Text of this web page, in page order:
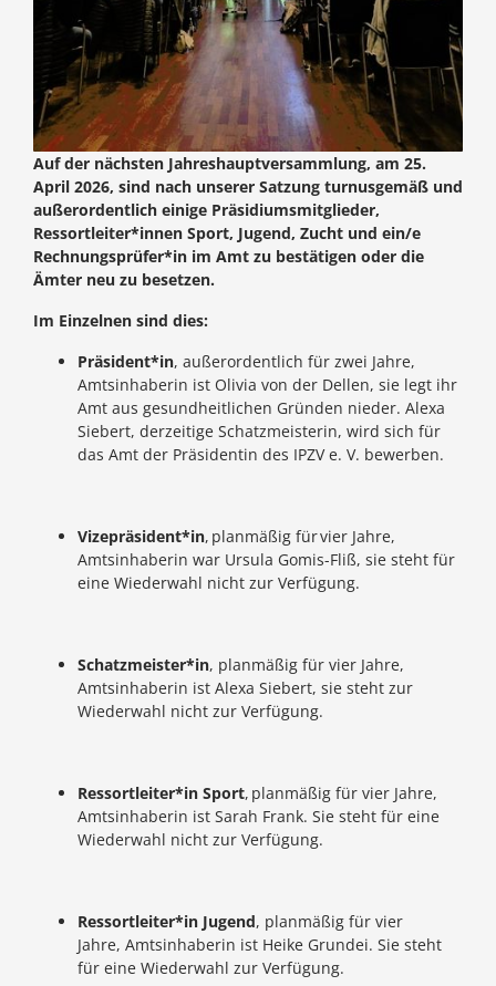
Auf der nächsten Jahreshauptversammlung, am 25.
April 2026, sind nach unserer Satzung turnusgemäß und
außerordentlich einige Präsidiumsmitglieder,
Ressortleiter*innen Sport, Jugend, Zucht und ein/e
Rechnungsprüfer*in im Amt zu bestätigen oder die
Ämter neu zu besetzen.
Im Einzelnen sind dies:
Präsident*in, außerordentlich für zwei Jahre,
Amtsinhaberin ist Olivia von der Dellen, sie legt ihr
Amt aus gesundheitlichen Gründen nieder. Alexa
Siebert, derzeitige Schatzmeisterin, wird sich für
das Amt der Präsidentin des IPZV e. V. bewerben.
Vizepräsident*in, planmäßig für vier Jahre,
Amtsinhaberin war Ursula Gomis-Fliß, sie steht für
eine Wiederwahl nicht zur Verfügung.
Schatzmeister*in, planmäßig für vier Jahre,
Amtsinhaberin ist Alexa Siebert, sie steht zur
Wiederwahl nicht zur Verfügung.
Ressortleiter*in Sport, planmäßig für vier Jahre,
Amtsinhaberin ist Sarah Frank. Sie steht für eine
Wiederwahl nicht zur Verfügung.
Ressortleiter*in Jugend, planmäßig für vier
Jahre, Amtsinhaberin ist Heike Grundei. Sie steht
für eine Wiederwahl zur Verfügung.